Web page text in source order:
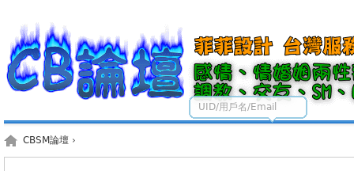
UID/用戶名/Email
CBSM論壇 ›